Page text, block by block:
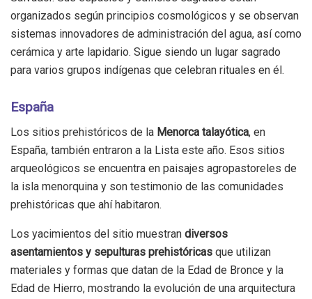
organizados según principios cosmológicos y se observan
sistemas innovadores de administración del agua, así como
cerámica y arte lapidario. Sigue siendo un lugar sagrado
para varios grupos indígenas que celebran rituales en él.
España
Los sitios prehistóricos de la Menorca talayótica, en
España, también entraron a la Lista este año. Esos sitios
arqueológicos se encuentra en paisajes agropastoreles de
la isla menorquina y son testimonio de las comunidades
prehistóricas que ahí habitaron.
Los yacimientos del sitio muestran diversos
asentamientos y sepulturas prehistóricas que utilizan
materiales y formas que datan de la Edad de Bronce y la
Edad de Hierro, mostrando la evolución de una arquitectura